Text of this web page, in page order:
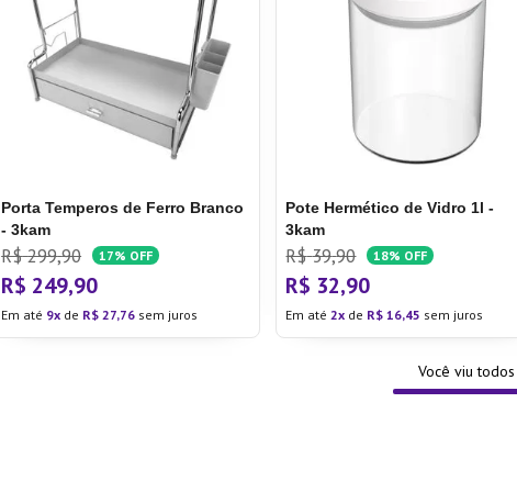
Porta Temperos de Ferro Branco
- 3kam
R$ 299,90 17% OFF
R$ 249,90
Em até 9 de R$ 27,76 sem juros
Pote Hermético de Vidro 1l -
3kam
R$ 39,90 18% OFF
R$ 32,90
Em até2 de R$ 16,45 sem juros
Você viu